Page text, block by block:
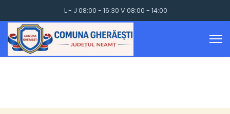
L - J 08:00 - 16:30 V 08:00 - 14:00